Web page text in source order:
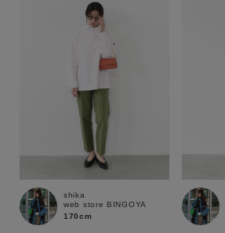
shika
web store BINGOYA
170cm